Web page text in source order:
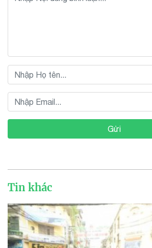
Gửi
Tin khác